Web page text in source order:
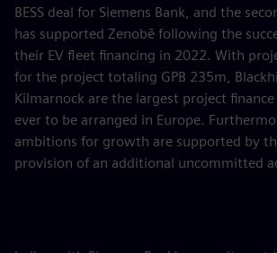
BESS deal for Siemens Bank, and the
has supported Zenobē following the
their EV fleet financing in 2022. With
for the project totaling GPB 235m,
Kilmarnock are the largest project finance
ever to be arranged in Europe.
ambitions for growth are supported by
provision of an additional uncommitted